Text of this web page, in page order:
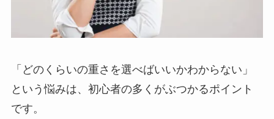
「どのくらいの重さを選べばいいかわからない」
という悩みは、初心者の多くがぶつかるポイント
です。